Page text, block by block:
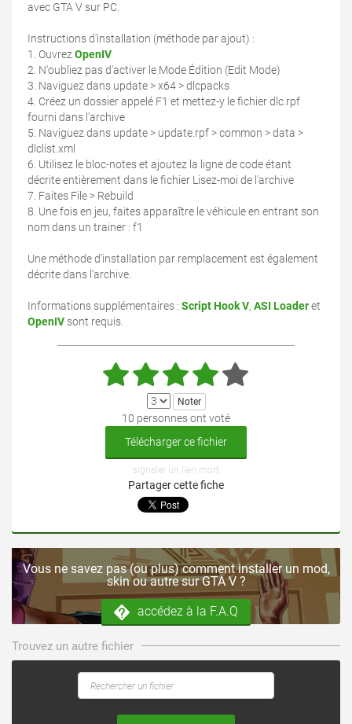
avec GTA V sur PC.
Instructions d'installation (méthode par ajout) :
1. Ouvrez OpenIV
2. N'oubliez pas d'activer le Mode Édition (Edit Mode)
3. Naviguez dans update > x64 > dlcpacks
4. Créez un dossier appelé F1 et mettez-y le fichier dlc.rpf
fourni dans l'archive
5. Naviguez dans update > update.rpf > common > data >
dlclist.xml
6. Utilisez le bloc-notes et ajoutez la ligne de code étant
décrite entièrement dans le fichier Lisez-moi de l'archive
7. Faites File > Rebuild
8. Une fois en jeu, faites apparaître le véhicule en entrant son
nom dans un trainer : f1
Une méthode d'installation par remplacement est également
décrite dans l'archive.
Informations supplémentaires : Script Hook V, ASI Loaderet
OpenIV sont requis.
10 personnes ont voté
Télécharger ce fichier
signaler un lien mort
Partager cette fiche
Vous ne savez pas (ou plus) comment installer un mod,
skin ou autre sur GTA V ?
accédez à la F.A.Q
Trouvez un autre fichier